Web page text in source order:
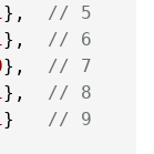
}, // 5
}, // 6
}, // 7
}, // 8
} // 9